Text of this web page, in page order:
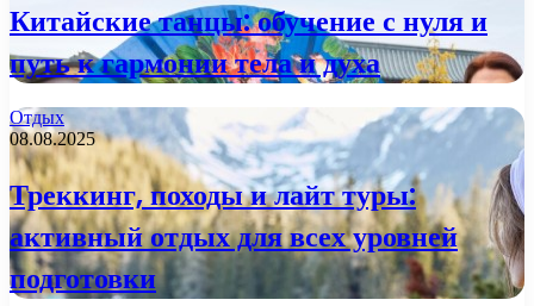
Китайские танцы: обучение с нуля и
путь к гармонии тела и духа
Отдых
08.08.2025
Треккинг, походы и лайт туры:
активный отдых для всех уровней
подготовки